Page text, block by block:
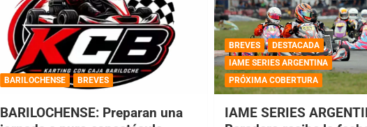
BARILOCHENSE BREVES
BARILOCHENSE: Preparan una
BREVES
DESTACADA
IAME SERIES ARGENTINA
PRÓXIMA COBERTURA
IAME SERIES